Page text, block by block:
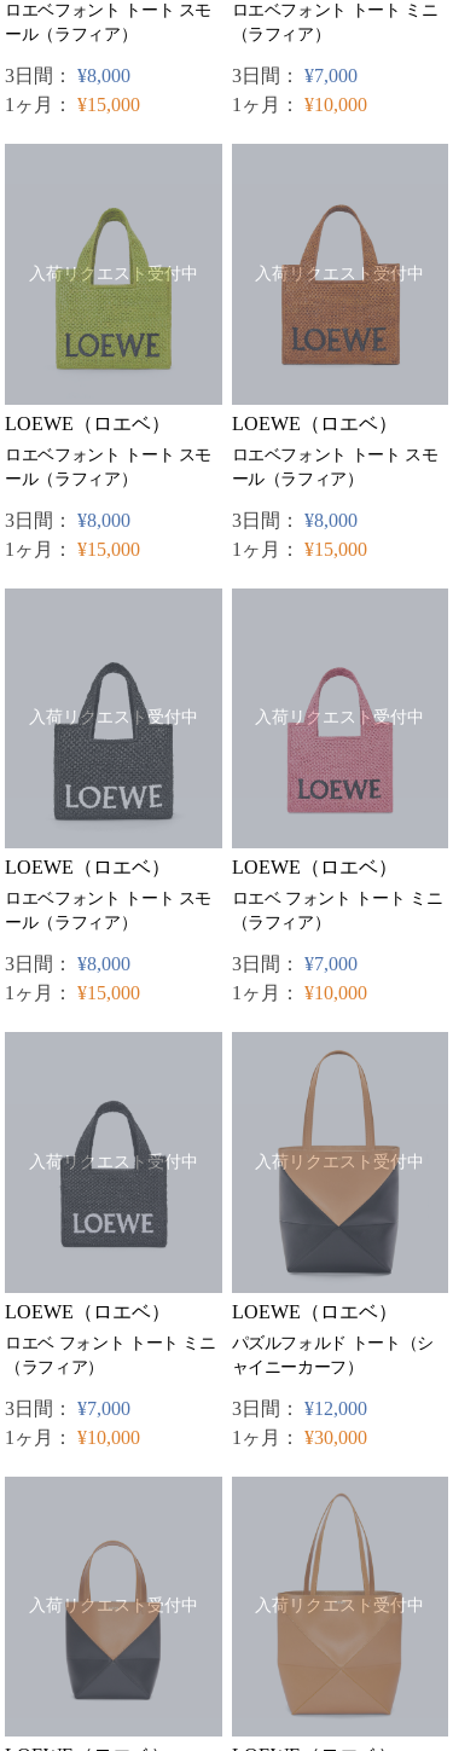
ロエベフォント トート スモ
ール（ラフィア）
3日間： ¥8,000
1ヶ月： ¥15,000
ロエベフォント トート ミニ
（ラフィア）
3日間： ¥7,000
1ヶ月： ¥10,000
入荷リクエスト受付中
LOEWE（ロエベ）
ロエベフォント トート スモ
ール（ラフィア）
3日間： ¥8,000
1ヶ月： ¥15,000
入荷リクエスト受付中
LOEWE（ロエベ）
ロエベフォント トート スモ
ール（ラフィア）
3日間： ¥8,000
1ヶ月： ¥15,000
入荷リクエスト受付中
LOEWE（ロエベ）
ロエベフォント トート スモ
ール（ラフィア）
3日間： ¥8,000
1ヶ月： ¥15,000
入荷リクエスト受付中
LOEWE（ロエベ）
ロエベ フォント トート ミニ
（ラフィア）
3日間： ¥7,000
1ヶ月： ¥10,000
入荷リクエスト受付中
LOEWE（ロエベ）
ロエベ フォント トート ミニ
（ラフィア）
3日間： ¥7,000
1ヶ月： ¥10,000
入荷リクエスト受付中
LOEWE（ロエベ）
パズルフォルド トート（シ
ャイニーカーフ）
3日間： ¥12,000
1ヶ月： ¥30,000
入荷リクエスト受付中 入荷リクエスト受付中